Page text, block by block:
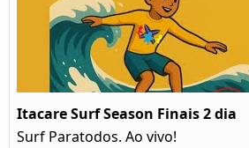
Itacare Surf Season Finais 2 dia
Surf Paratodos. Ao vivo!